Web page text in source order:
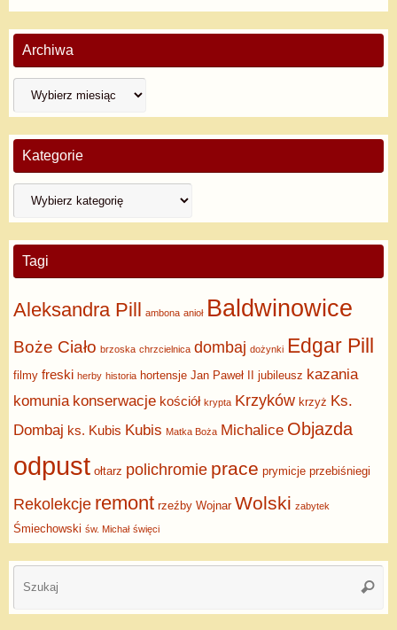
Archiwa
Kategorie
Tagi
Aleksandra Pill ambona anioł Baldwinowice
Boże Ciało brzoska chrzcielnica dombaj dożynki Edgar Pill
filmy freski herby historia hortensje Jan Paweł II jubileusz kazania
komunia konserwacje kościół krypta Krzyków krzyż Ks.
Dombaj ks. Kubis Kubis Matka Boża Michalice Objazda
odpust ołtarz polichromie prace prymicje przebiśniegi
Rekolekcje remont rzeźby Wojnar Wolski zabytek
Śmiechowski św. Michał święci